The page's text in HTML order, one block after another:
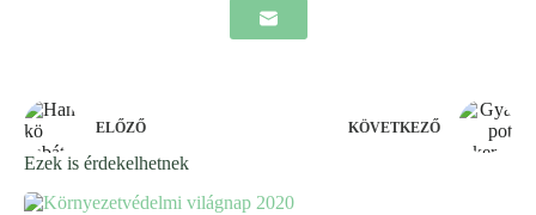
ELŐZŐ KÖVETKEZŐ
Ezek is érdekelhetnek